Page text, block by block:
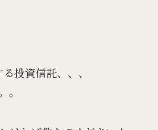
投資信託、、、